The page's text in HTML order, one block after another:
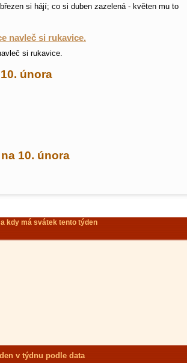
si hájí; co si duben zazelená - květen mu to
navleč si rukavice.
si rukavice.
února
10. února
a kdy má svátek tento týden
den v týdnu podle data